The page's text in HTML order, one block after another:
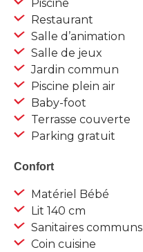
Piscine
Restaurant
Salle d’animation
Salle de jeux
Jardin commun
Piscine plein air
Baby-foot
Terrasse couverte
Parking gratuit
Confort
Matériel Bébé
Lit 140 cm
Sanitaires communs
Coin cuisine